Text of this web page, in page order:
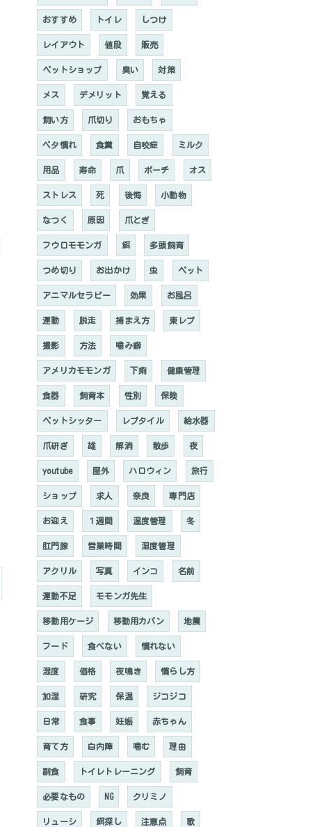
おすすめ トイレ しつけ
レイアウト 値段 販売
ペットショップ 臭い 対策
メス デメリット 覚える
飼い方 爪切り おもちゃ
ベタ慣れ 食糞 自咬症 ミルク
用品 寿命 爪 ポーチ オス
ストレス 死 後悔 小動物
なつく 原因 爪とぎ
フウロモモンガ 餌 多頭飼育
つめ切り お出かけ 虫 ペット
アニマルセラピー 効果 お風呂
運動 脱走 捕まえ方 東レプ
撮影 方法 噛み癖
アメリカモモンガ 下痢 健康管理
食器 飼育本 性別 保険
ペットシッター レプタイル 給水器
爪研ぎ 雄 解消 散歩 夜
youtube 屋外 ハロウィン 旅行
ショップ 求人 奈良 専門店
お迎え １週間 温度管理 冬
肛門腺 営業時間 湿度管理
アクリル 写真 インコ 名前
運動不足 モモンガ先生
移動用ケージ 移動用カバン 地震
フード 食べない 慣れない
湿度 価格 夜鳴き 慣らし方
加湿 研究 保温 ジコジコ
日常 食事 妊娠 赤ちゃん
育て方 白内障 噛む 理由
副食 トイレトレーニング 飼育
必要なもの NG クリミノ
リューシ 餌探し 注意点 歌